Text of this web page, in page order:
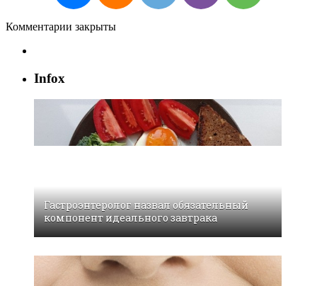
Комментарии закрыты
Infox
Гастроэнтеролог назвал обязательный
компонент идеального завтрака